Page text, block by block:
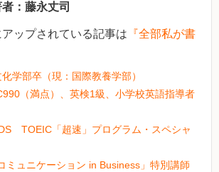
： 藤永丈司
ップされている記事は 『全部私が書
学部卒（現：国際教養学部）
（満点）、英検1級、小学校英語指導者
TOEIC「超速」プログラム・スペシャ
ュニケーション in Business」特別講師